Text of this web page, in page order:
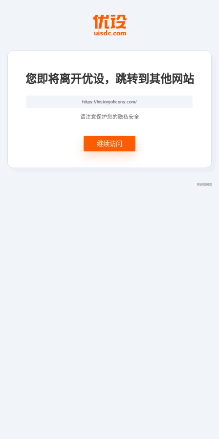
您即将离开优设，跳转到其他网站
请注意保护您的隐私安全
继续访问
链接问题反馈